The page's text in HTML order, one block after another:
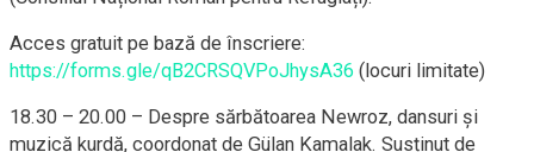
Acces gratuit pe bază de înscriere:
https://forms.gle/qB2CRSQVPoJhysA36 (locuri limitate)
18.30 – 20.00 – Despre sărbătoarea Newroz, dansuri și
muzică kurdă, coordonat de Gülan Kamalak. Susținut de